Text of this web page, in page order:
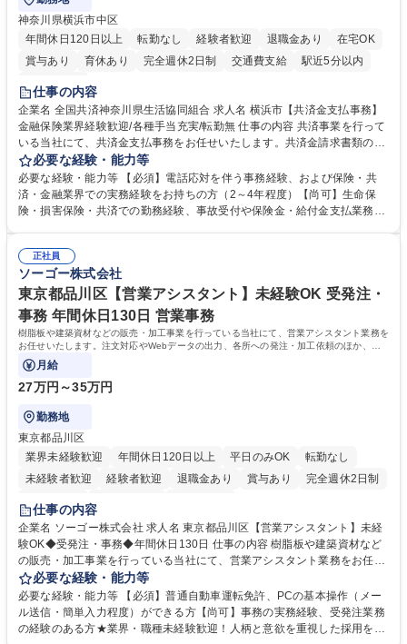
神奈川県横浜市中区
年間休日120日以上
転勤なし 経験者歓迎 退職金あり
在宅OK
賞与あり
育休あり 完全週休2日制 交通費支給
駅近5分以内
土日祝休み
仕事の内容
企業名 全国共済神奈川県生活協同組合 求人名 横浜市【共済金支払事務】
金融保険業界経験歓迎/各種手当充実/転勤無 仕事の内容 共済事業を行って
いる当社にて、共済金支払事務をお任せいたします。共済金請求書類の受
付・内容確認・審査・データ入力のほか、加入者様や医療機関等からの問
い合わせ電話対応や書類発送等を担当します。 ■共済金請求書類の受付、
内容確認、および共済金支払に関する審査・事務処理業務全般を担当 ■専
用システムへのデータ入力、各種必要書類の作成・発送作業 ■加入者様や
指定する業務 募集職種 横浜市【共済金支払事務】金融保険業界経験歓迎/
各種手当充実/転勤無
必要な経験・能力等
必要な経験・能力等 【必須】電話応対を伴う事務経験、および保険・共
済・金融業界での実務経験をお持ちの方（2～4年程度）【尚可】生命保
険・損害保険・共済での勤務経験、事故受付や保険金・給付金支払業務経
務へのキャリアチェンジ希望者も大歓迎です！ 学歴・資格 学歴：大学院
大学 高専 短大 専修学校 高校 語学力： 資格：
正社員
ソーゴー株式会社
東京都品川区【営業アシスタント】未経験OK 受発注・
事務 年間休日130日 営業事務
樹脂板や建築資材などの販売・加工事業を行っている当社にて、営業アシスタント業務を
お任せいたします。注文対応やWebデータの出力、各所への発注・加工依頼のほか、電
話・メール対応等の事務業務を担当します。
月給
27万円～35万円
勤務地
東京都品川区
業界未経験歓迎
年間休日120日以上 平日のみOK
転勤なし
未経験者歓迎
経験者歓迎 退職金あり 賞与あり
完全週休2日制
交通費支給
仕事の内容
企業名 ソーゴー株式会社 求人名 東京都品川区【営業アシスタント】未経
験OK◆受発注・事務◆年間休日130日 仕事の内容 樹脂板や建築資材など
の販売・加工事業を行っている当社にて、営業アシスタント業務をお任せ
いたします。注文対応やWebデータの出力、各所への発注・加工依頼のほ
か、電話・メール対応等の事務業務を担当します。 ■受注・発注業務：FA
Xによる注文対応、Web発注データのプリントアウト、各仕入先・協力会
社への発注および加工依頼等 ■納品書・請求書の作成および発送手配 ■商
必要な経験・能力等
必要な経験・能力等 【必須】普通自動車運転免許、PCの基本操作（メー
ル送信・簡単入力程度）ができる方【尚可】事務の実務経験、受発注業務
の経験のある方★業界・職種未経験歓迎！人柄と意欲を重視した採用を行